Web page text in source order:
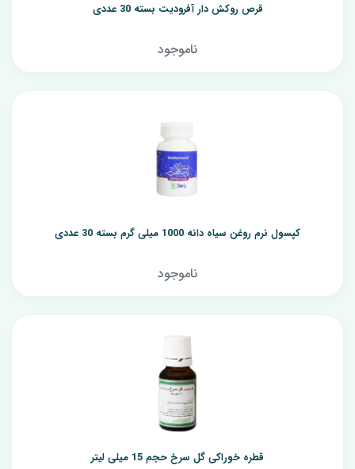
قرص روکش دار آفرودیت بسته 30 عددی
ناموجود
کپسول نرم روغن سیاه دانه 1000 میلی گرم بسته 30 عددی
ناموجود
قطره خوراکی گل سرخ حجم 15 میلی ‎لیتر